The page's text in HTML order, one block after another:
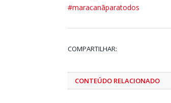
#maracanãparatodos
COMPARTILHAR:
CONTEÚDO RELACIONADO